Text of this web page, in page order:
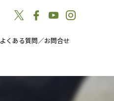
よくある質問／お問合せ